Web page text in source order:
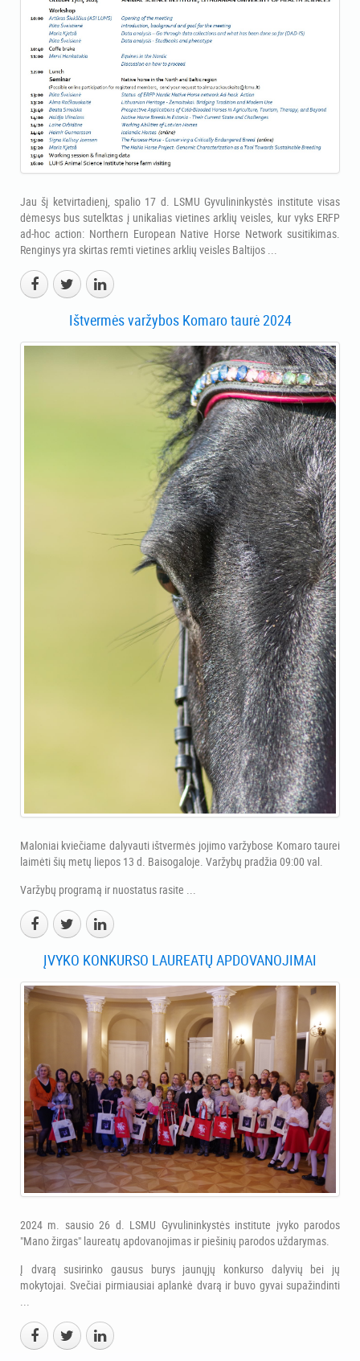
Jau šį ketvirtadienį, spalio 17 d. LSMU Gyvulininkystės institute visas
dėmesys bus sutelktas į unikalias vietines arklių veisles, kur vyks ERFP
ad-hoc action: Northern European Native Horse Network susitikimas.
Renginys yra skirtas remti vietines arklių veisles Baltijos ...
Ištvermės varžybos Komaro taurė 2024
Maloniai kviečiame dalyvauti ištvermės jojimo varžybose Komaro taurei
laimėti šių metų liepos 13 d. Baisogaloje. Varžybų pradžia 09:00 val.
Varžybų programą ir nuostatus rasite ...
ĮVYKO KONKURSO LAUREATŲ APDOVANOJIMAI
2024 m. sausio 26 d. LSMU Gyvulininkystės institute įvyko parodos
"Mano žirgas" laureatų apdovanojimas ir piešinių parodos uždarymas.
Į dvarą susirinko gausus burys jaunųjų konkurso dalyvių bei jų
mokytojai. Svečiai pirmiausiai aplankė dvarą ir buvo gyvai supažindinti
...